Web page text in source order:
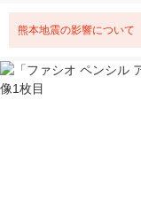
熊本地震の影響について